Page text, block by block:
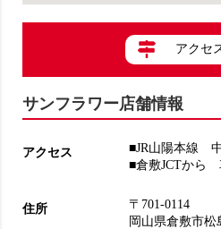
アクセ
サンフラワー店舗情報
アクセス
■JR山陽本線
■倉敷JCTから
住所
〒701-0114
岡山県倉敷市松